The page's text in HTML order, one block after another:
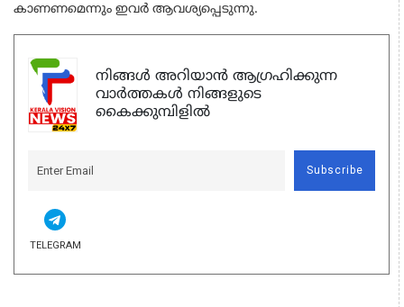
കാണണമെന്നും ഇവര്‍ ആവശ്യപ്പെടുന്നു.
നിങ്ങൾ അറിയാൻ ആഗ്രഹിക്കുന്ന
വാർത്തകൾ നിങ്ങളുടെ
കൈക്കുമ്പിളിൽ
Subscribe
TELEGRAM